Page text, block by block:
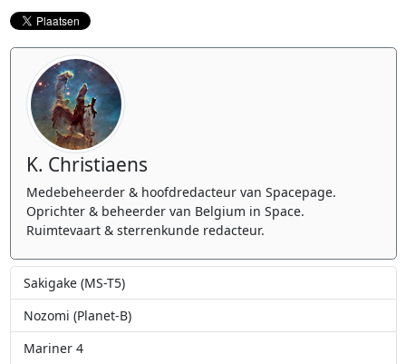
K. Christiaens
Medebeheerder & hoofdredacteur van Spacepage.
Oprichter & beheerder van Belgium in Space.
Ruimtevaart & sterrenkunde redacteur.
Sakigake (MS-T5)
Nozomi (Planet-B)
Mariner 4